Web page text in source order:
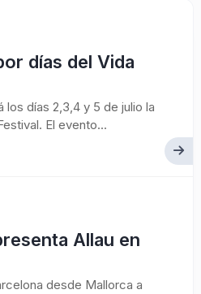
días del Vida
los días 2,3,4 y 5 de julio la
El evento...
Allau en
desde Mallorca a